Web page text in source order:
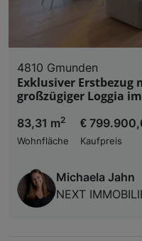
4810 Gmunden
Exklusiver Erstbezug
großzügiger Loggia
83,31 m2
Wohnfläche
€
Kaufpreis
Michaela Jahn
NEXT